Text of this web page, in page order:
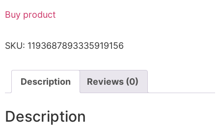
Buy product
SKU: 1193687893335919156
Description Reviews (0)
Description